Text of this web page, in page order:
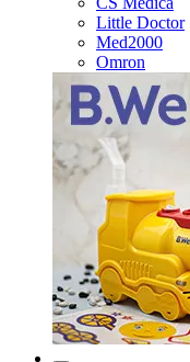
Little Doctor
Med2000
Omron